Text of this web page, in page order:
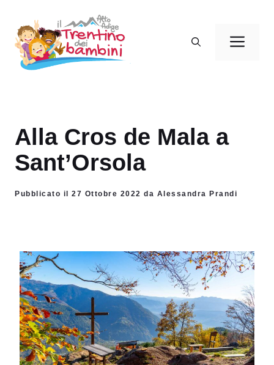
contenuto
Alla Cros de Mala a
Sant’Orsola
Pubblicato il 27 Ottobre 2022 da Alessandra Prandi